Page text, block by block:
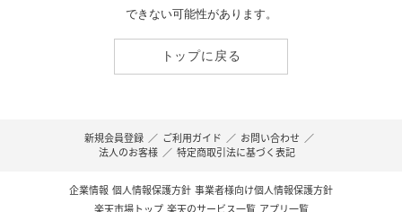
できない可能性があります。
トップに戻る
新規会員登録 ／ ご利用ガイド ／ お問い合わせ ／
法人のお客様 ／ 特定商取引法に基づく表記
企業情報 個人情報保護方針 事業者様向け個人情報保護方針
楽天市場トップ 楽天のサービス一覧 アプリ一覧